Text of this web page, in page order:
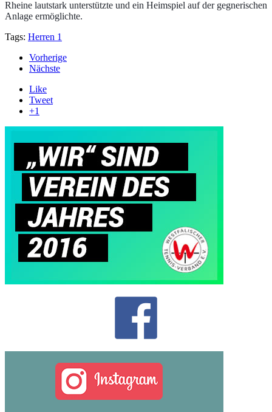
Rheine lautstark unterstützte und ein Heimspiel auf der gegnerischen
Anlage ermöglichte.
Tags: Herren 1
Vorherige
Nächste
Like
Tweet
+1